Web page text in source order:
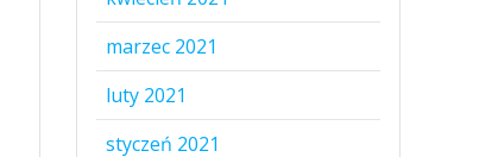
marzec 2021
luty 2021
styczeń 2021